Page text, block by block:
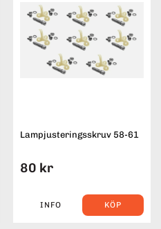
Lampjusteringsskruv 58-61
80 kr
INFO KÖP